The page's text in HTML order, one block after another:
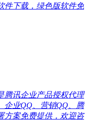
件下载，绿色版软件免
腾讯企业产品授权代理
企业QQ、营销QQ、腾
方案免费提供，欢迎咨